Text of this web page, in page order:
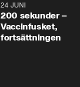
24 JUNI
200 sekunder –
Vaccinfusket,
fortsättningen